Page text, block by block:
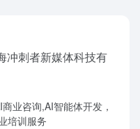
业咨询,AI智能体开发，
培训服务